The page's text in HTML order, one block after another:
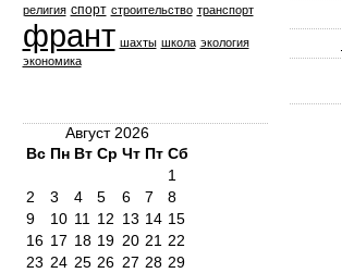
религия спорт строительство транспорт
франт шахты школа экология
экономика
Август 2026
Вс Пн Вт Ср Чт Пт Сб
1
2
3 4 5 6 7
8
9
10 11 12 13 14 15
16 17 18 19 20 21 22
23 24 25 26 27 28 29